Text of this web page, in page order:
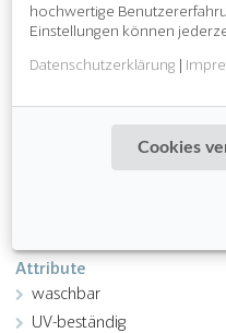
Attribute
waschbar
UV-beständig
UV-beständig
hochwertige
Einstellungen können
Datenschutzerklärung |
Cookies